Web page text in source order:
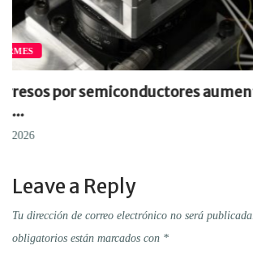
IA Y CIBERSEGURIDAD
El fin de la era del software...
Ago 7, 2026
Leave a Reply
Tu dirección de correo electrónico no será publicada.
obligatorios están marcados con *